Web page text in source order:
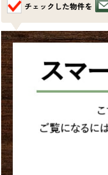
チェックした物件を